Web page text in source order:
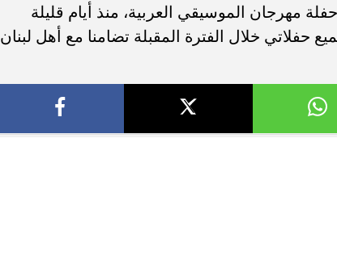
مهرجان الموسيقي العربية، منذ أيام قليلة
خلال الفترة المقبلة تضامنا مع أهل لبنان